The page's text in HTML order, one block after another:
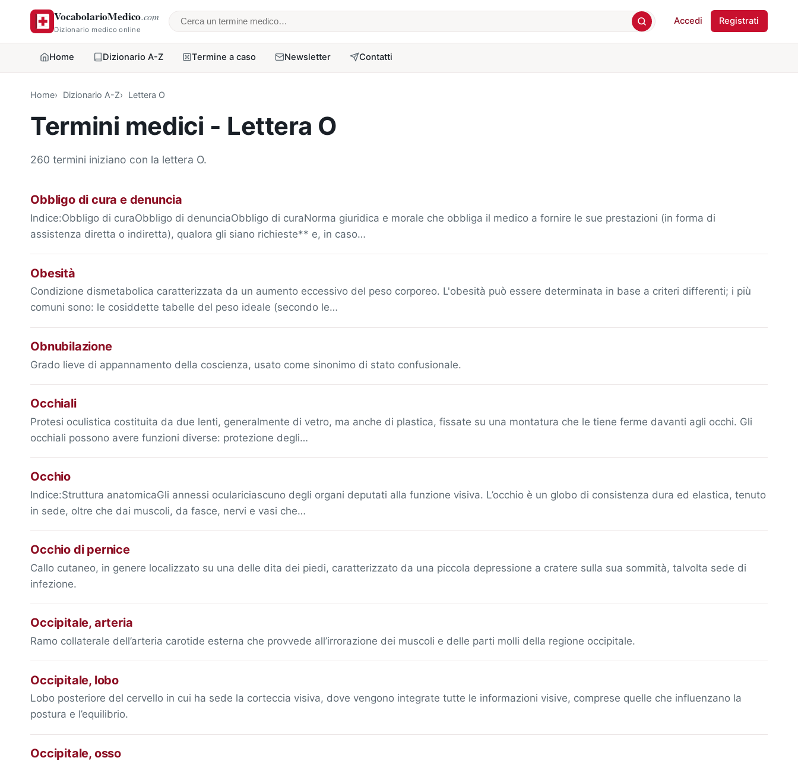
VocabolarioMedico.com
Dizionario medico online Cerca un termine medico
Accedi Registrati
Home Dizionario A-Z Termine a caso Newsletter Contatti
Home Dizionario A-Z Lettera O
Termini medici - Lettera O
260 termini iniziano con la lettera O.
Obbligo di cura e denuncia
Indice:Obbligo di curaObbligo di denunciaObbligo di curaNorma giuridica e morale che obbliga il medico a fornire le sue prestazioni (in forma di
assistenza diretta o indiretta), qualora gli siano richieste** e, in caso…
Obesità
Condizione dismetabolica caratterizzata da un aumento eccessivo del peso corporeo. L'obesità può essere determinata in base a criteri differenti; i più
comuni sono: le cosiddette tabelle del peso ideale (secondo le…
Obnubilazione
Grado lieve di appannamento della coscienza, usato come sinonimo di stato confusionale.
Occhiali
Protesi oculistica costituita da due lenti, generalmente di vetro, ma anche di plastica, fissate su una montatura che le tiene ferme davanti agli occhi. Gli
occhiali possono avere funzioni diverse: protezione degli…
Occhio
Indice:Struttura anatomicaGli annessi oculariciascuno degli organi deputati alla funzione visiva. L’occhio è un globo di consistenza dura ed elastica, tenuto
in sede, oltre che dai muscoli, da fasce, nervi e vasi che…
Occhio di pernice
Callo cutaneo, in genere localizzato su una delle dita dei piedi, caratterizzato da una piccola depressione a cratere sulla sua sommità, talvolta sede di
infezione.
Occipitale, arteria
Ramo collaterale dell’arteria carotide esterna che provvede all’irrorazione dei muscoli e delle parti molli della regione occipitale.
Occipitale, lobo
Lobo posteriore del cervello in cui ha sede la corteccia visiva, dove vengono integrate tutte le informazioni visive, comprese quelle che influenzano la
postura e l’equilibrio.
Occipitale, osso